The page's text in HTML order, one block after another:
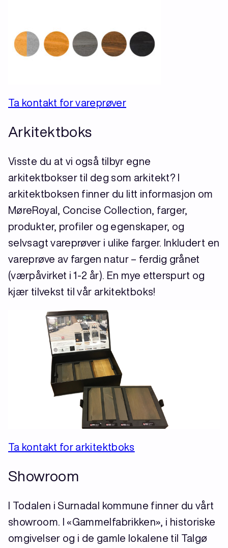
Ta kontakt for vareprøver
Arkitektboks
Visste du at vi også tilbyr egne
arkitektbokser til deg som arkitekt? I
arkitektboksen finner du litt informasjon om
MøreRoyal, Concise Collection, farger,
produkter, profiler og egenskaper, og
selvsagt vareprøver i ulike farger. Inkludert en
vareprøve av fargen natur – ferdig grånet
(værpåvirket i 1-2 år). En mye etterspurt og
kjær tilvekst til vår arkitektboks!
Ta kontakt for arkitektboks
Showroom
I Todalen i Surnadal kommune finner du vårt
showroom. I «Gammelfabrikken», i historiske
omgivelser og i de gamle lokalene til Talgø